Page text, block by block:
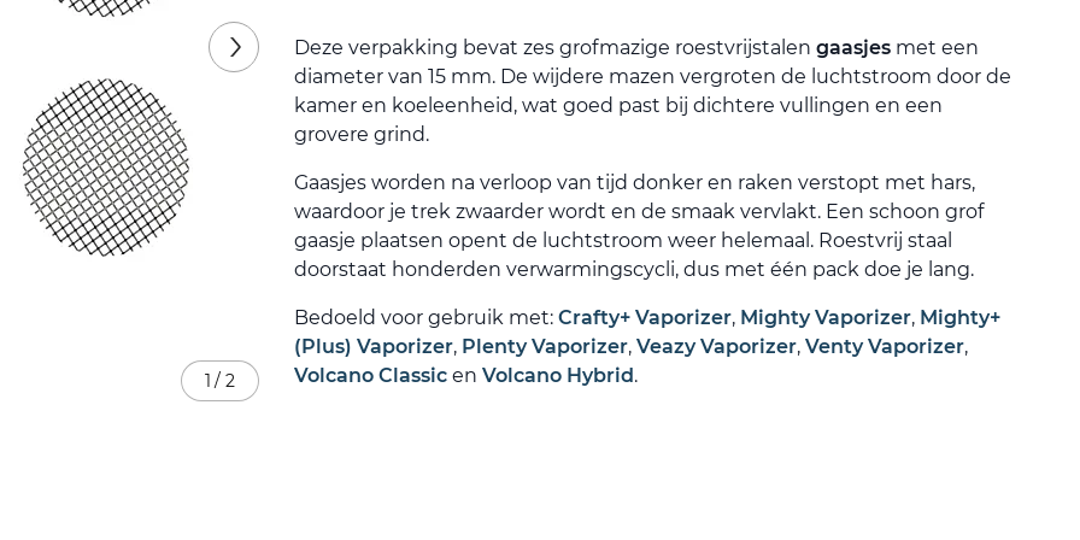
Deze verpakking bevat zes grofmazige roestvrijstalen gaasjes met een
diameter van 15 mm. De wijdere mazen vergroten de luchtstroom door de
kamer en koeleenheid, wat goed past bij dichtere vullingen en een
grovere grind.
Gaasjes worden na verloop van tijd donker en raken verstopt met hars,
waardoor je trek zwaarder wordt en de smaak vervlakt. Een schoon grof
gaasje plaatsen opent de luchtstroom weer helemaal. Roestvrij staal
doorstaat honderden verwarmingscycli, dus met één pack doe je lang.
Bedoeld voor gebruik met: Crafty+ Vaporizer, Mighty Vaporizer, Mighty+
(Plus) Vaporizer, Plenty Vaporizer, Veazy Vaporizer, Venty Vaporizer,
Volcano Classic en Volcano Hybrid .
1 / 2